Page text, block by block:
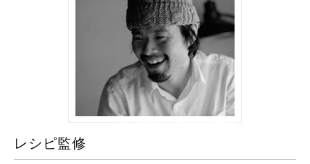
レシピ監修